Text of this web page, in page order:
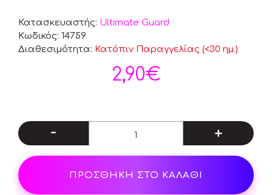
Κατασκευαστής: Ultimate Guard
Κωδικός: 14759
Διαθεσιμότητα: Κατόπιν Παραγγελίας (<30 ημ.)
2,90€
- +
ΠΡΟΣΘΗΚΗ ΣΤΟ ΚΑΛΑΘΙ